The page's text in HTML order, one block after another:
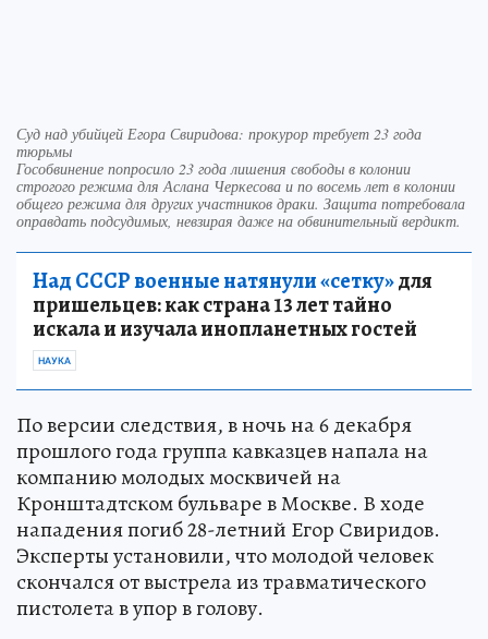
Суд над убийцей Егора Свиридова: прокурор требует 23 года
тюрьмы
Гособвинение попросило 23 года лишения свободы в колонии
строгого режима для Аслана Черкесова и по восемь лет в колонии
общего режима для других участников драки. Защита потребовала
оправдать подсудимых, невзирая даже на обвинительный вердикт.
Над СССР военные натянули «сетку»для
пришельцев: как страна 13 лет тайно
искала и изучала инопланетных гостей
НАУКА
По версии следствия, в ночь на 6 декабря
прошлого года группа кавказцев напала на
компанию молодых москвичей на
Кронштадтском бульваре в Москве. В ходе
нападения погиб 28-летний Егор Свиридов.
Эксперты установили, что молодой человек
скончался от выстрела из травматического
пистолета в упор в голову.